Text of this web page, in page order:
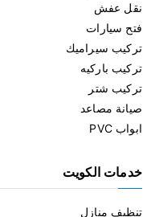
نقل عفش
فتح سيارات
تركيب سيراميك
تركيب باركيه
تركيب شتر
صيانة مصاعد
ابواب PVC
خدمات الكويت
تنظيف منازل